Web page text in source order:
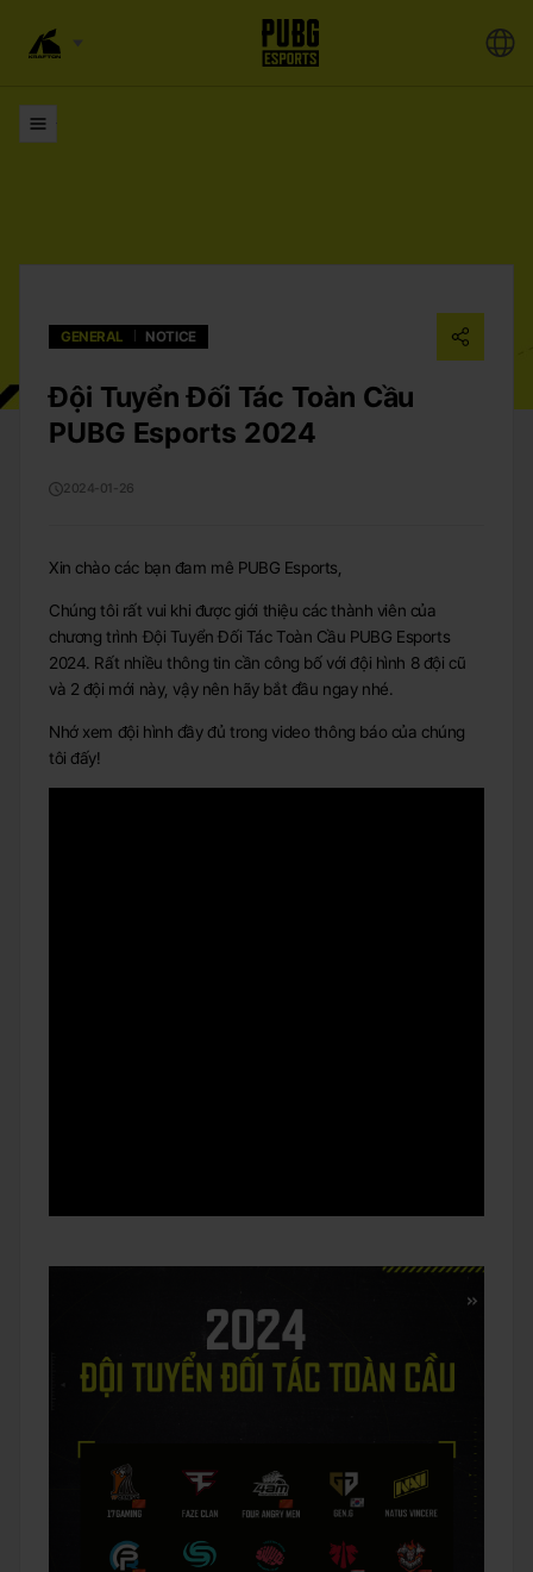
GENERAL NOTICE
Đội Tuyển Đối Tác Toàn Cầu
PUBG Esports 2024
2024-01-26
Xin chào các bạn đam mê PUBG Esports,
Chúng tôi rất vui khi được giới thiệu các thành viên của
chương trình Đội Tuyển Đối Tác Toàn Cầu PUBG Esports
2024. Rất nhiều thông tin cần công bố với đội hình 8 đội cũ
và 2 đội mới này, vậy nên hãy bắt đầu ngay nhé.
Nhớ xem đội hình đầy đủ trong video thông báo của chúng
tôi đấy!